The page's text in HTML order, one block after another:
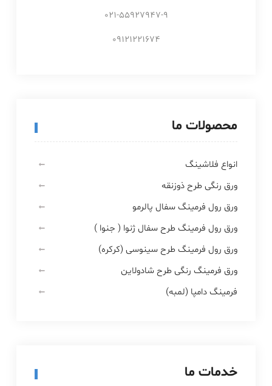
021-55927947-9
09121221674
محصولات ما
انواع فلاشینگ
ورق رنگی طرح ذوزنقه
ورق رول فرمینگ سفال پالرمو
ورق رول فرمینگ طرح سفال ژنوا ( جنوا )
ورق رول فرمینگ طرح سینوسی (کرکره)
ورق فرمینگ رنگی طرح شادولاین
فرمینگ دامپا (لمبه)
خدمات ما